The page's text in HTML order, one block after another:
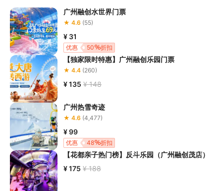
身的身体状况斟酌参玩。参玩要求参考园区公示为准
交通信息：
一、自驾出行
1、自驾路线
建议使用百度导航（带智能停车指引）
搜索：“广州融创文旅城”
线路1：广州—机场高速—东湖出口—三东大道—凤凰北路
—广州融创文旅城
线路2：广州—机场高速—太成出口—迎宾大道—凤凰北路
—广州融创文旅城
线路3：广州—广清高速—新华出口—云山大道—天贵路—
二、公共交通出行
1、地铁出行
广州融创水世界门票
★ 4.6 (55)
¥ 31
50 折扣
优惠
【独家限时特惠】广州融创乐园门票
★ 4.4 (260)
¥ 135 ¥ 148
广州热雪奇迹
★ 4.6 (4,477)
¥ 99
48 折扣
优惠
【花都亲子热门榜】反斗乐园（广州融创茂店）
¥ 175 ¥ 188